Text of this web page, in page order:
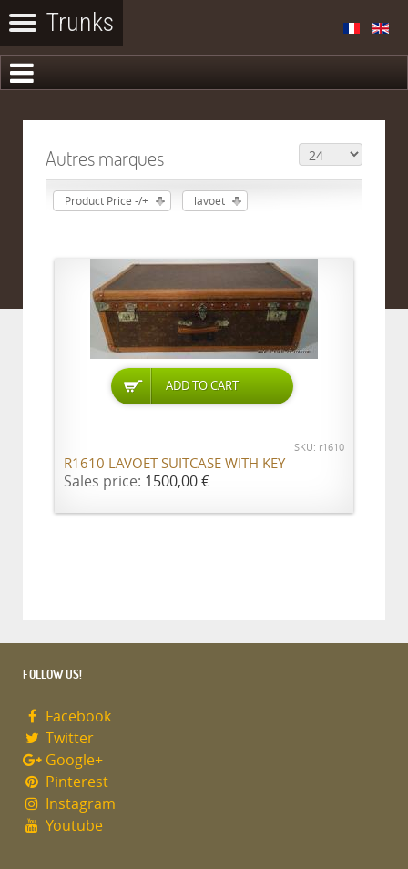
Autres marques
Product Price -/+ lavoet
ADD TO CART
SKU: r1610
R1610 LAVOET SUITCASE WITH KEY
Sales price: 1500,00 €
FOLLOW US!
Facebook
Twitter
Google+
Pinterest
Instagram
Youtube